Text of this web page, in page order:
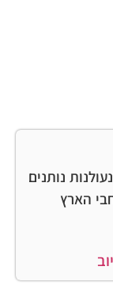
נותנים
הארץ